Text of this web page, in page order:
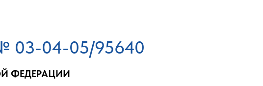
03-04-05/95640
ФЕДЕРАЦИИ